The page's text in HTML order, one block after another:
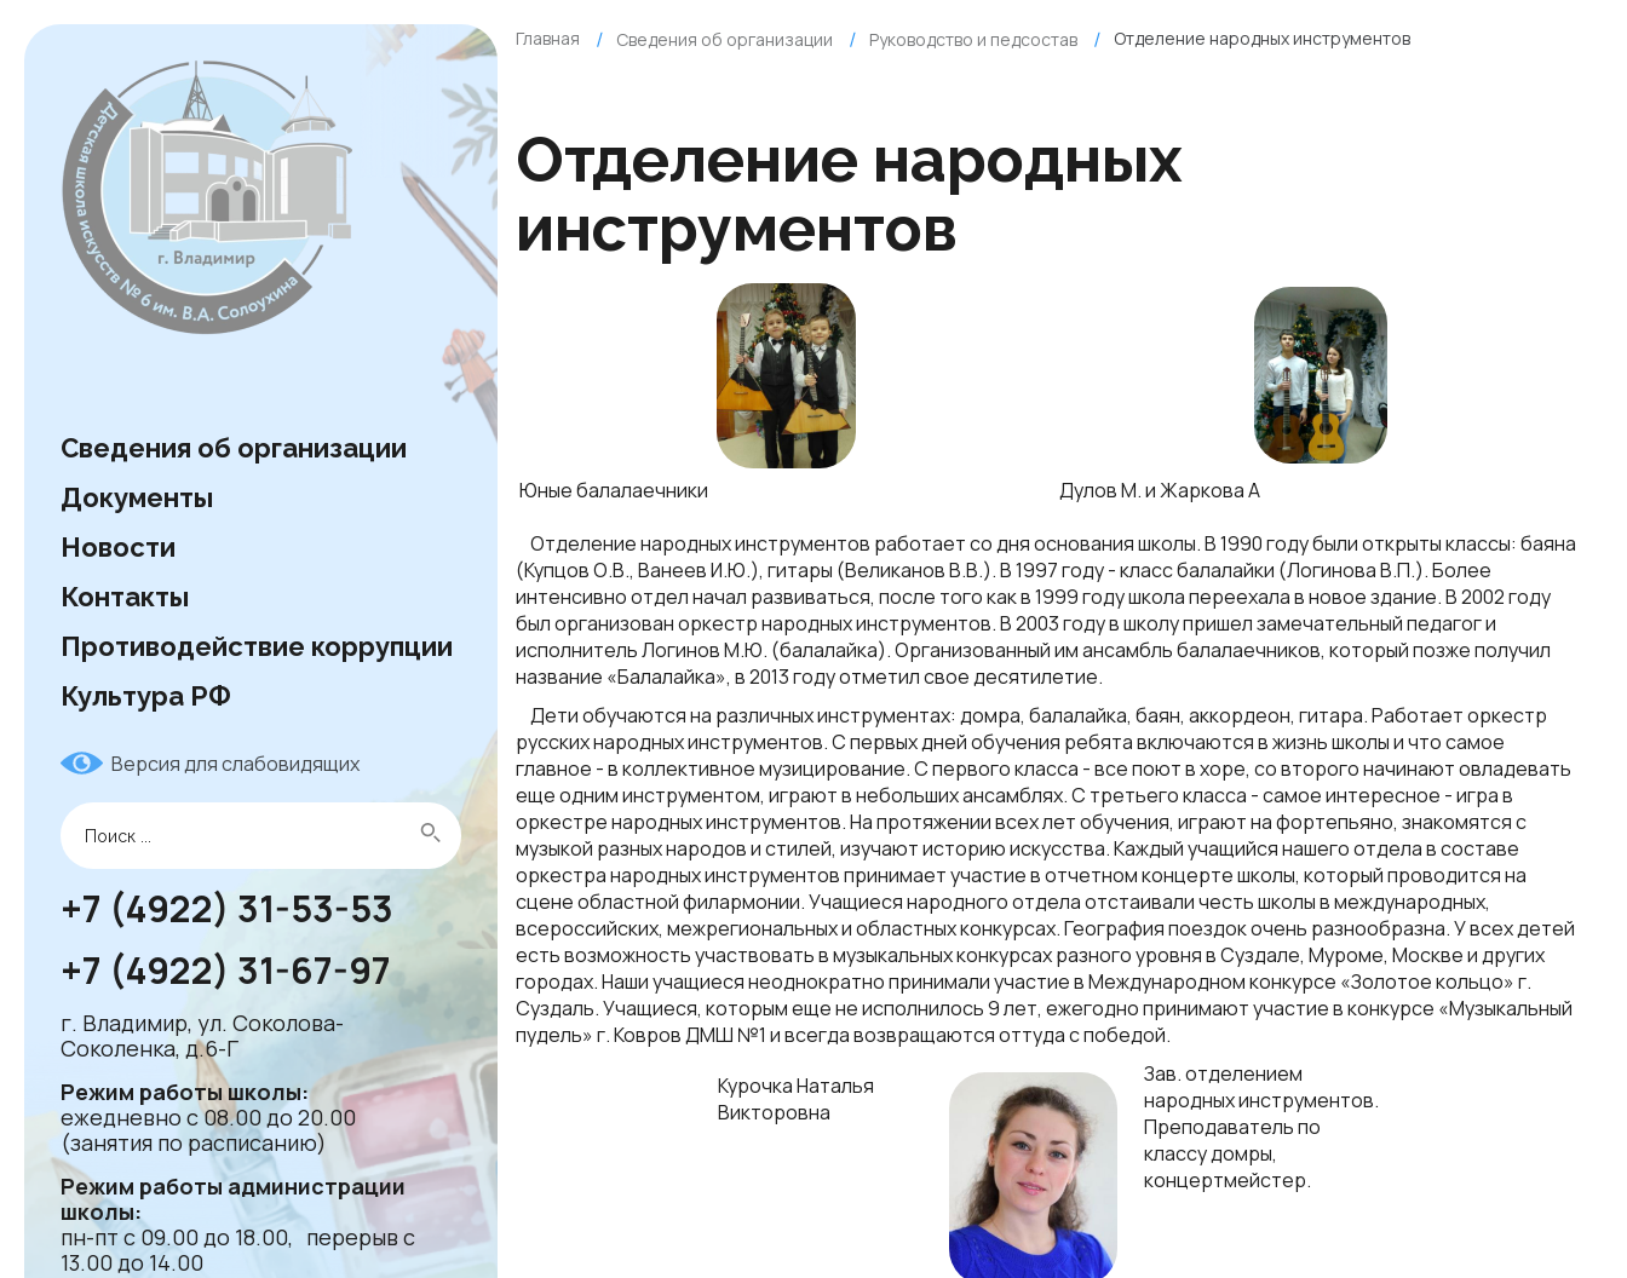
Сведения об организации
Документы
Новости
Контакты
Противодействие коррупции
Культура РФ
Версия для слабовидящих
+7 (4922) 31-53-53
+7 (4922) 31-67-97
г. Владимир, ул. Соколова-
Соколенка, д.6-Г
Режим работы школы:
ежедневно с 08.00 до 20.00
(занятия по расписанию)
Режим работы администрации
школы:
пн-пт с 09.00 до 18.00, перерыв с
13.00 до 14.00
Главная Сведения об организации Руководство и педсостав Отделение народных инструментов
Отделение народных
инструментов
Юные балалаечники
Дулов М. и Жаркова А
Отделение народных инструментов работает со дня основания школы. В 1990 году были открыты классы: баяна
(Купцов О.В., Ванеев И.Ю.), гитары (Великанов В.В.). В 1997 году - класс балалайки (Логинова В.П.). Более
интенсивно отдел начал развиваться, после того как в 1999 году школа переехала в новое здание. В 2002 году
был организован оркестр народных инструментов. В 2003 году в школу пришел замечательный педагог и
исполнитель Логинов М.Ю. (балалайка). Организованный им ансамбль балалаечников, который позже получил
название «Балалайка», в 2013 году отметил свое десятилетие.
Дети обучаются на различных инструментах: домра, балалайка, баян, аккордеон, гитара. Работает оркестр
русских народных инструментов. С первых дней обучения ребята включаются в жизнь школы и что самое
главное - в коллективное музицирование. С первого класса - все поют в хоре, со второго начинают овладевать
еще одним инструментом, играют в небольших ансамблях. С третьего класса - самое интересное - игра в
оркестре народных инструментов. На протяжении всех лет обучения, играют на фортепьяно, знакомятся с
музыкой разных народов и стилей, изучают историю искусства. Каждый учащийся нашего отдела в составе
оркестра народных инструментов принимает участие в отчетном концерте школы, который проводится на
сцене областной филармонии. Учащиеся народного отдела отстаивали честь школы в международных,
всероссийских, межрегиональных и областных конкурсах. География поездок очень разнообразна. У всех детей
есть возможность участвовать в музыкальных конкурсах разного уровня в Суздале, Муроме, Москве и других
городах. Наши учащиеся неоднократно принимали участие в Международном конкурсе «Золотое кольцо» г.
Суздаль. Учащиеся, которым еще не исполнилось 9 лет, ежегодно принимают участие в конкурсе «Музыкальный
пудель» г. Ковров ДМШ №1 и всегда возвращаются оттуда с победой.
Курочка Наталья
Викторовна
Зав. отделением
народных инструментов.
Преподаватель по
классу домры,
концертмейстер.